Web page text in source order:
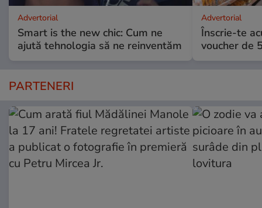
Advertorial
Smart is the new chic: Cum ne
ajută tehnologia să ne reinventăm
Advertorial
Înscrie-te
voucher de
PARTENERI